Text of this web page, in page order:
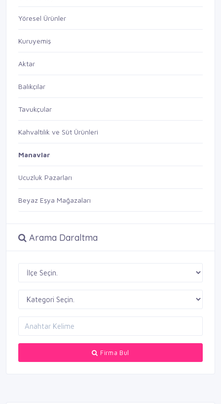
Yöresel Ürünler
Kuruyemiş
Aktar
Balıkçılar
Tavukçular
Kahvaltılık ve Süt Ürünleri
Manavlar
Ucuzluk Pazarları
Beyaz Eşya Mağazaları
Arama Daraltma
Firma Bul